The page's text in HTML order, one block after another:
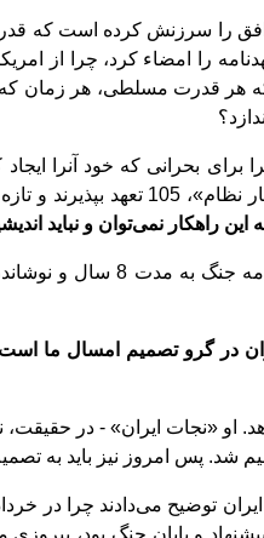
را سرزنش کرده است که
را امضاء کرد، چرا از
هر قدرت مسلطی، هر زمان که
برای بحرانی که خود آنرا ایجاد
اند؟ وقتی کشور اورانیوم ندارد و وقتی برای تولید برق،
این راهکار نمیتوان و نباید
اکبر هاشمی رفسنجانی – رفسنجانی
در گرو تصمیم امسال ما
او «نجات ایران» - در حقیقت،
شد. پس امروز نیز باید به
ایران توضیح می
و پایان جنگ بود، پیروزی